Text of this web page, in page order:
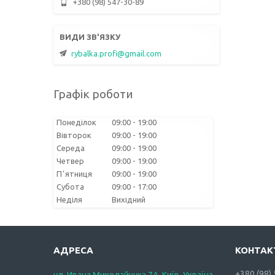
rybalka.profi@gmail.com
Графік роботи
Понеділок 09:00
19:00
Вівторок
09:00
19:00
Середа
09:00
19:00
Четвер
09:00
19:00
Пʼятниця
09:00
19:00
Субота
09:00
17:00
Неділя
Вихідний